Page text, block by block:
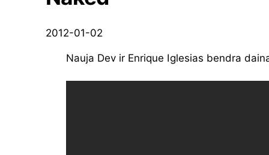
2012-01-02
Nauja Dev ir Enrique Iglesias bendra